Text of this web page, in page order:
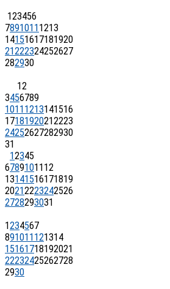
123456
7891011 1213
14151617181920
21222324252627
282930
12
3456789
1011 1213141516
17181920212223
24252627282930
31
12345
67891011 12
13141516171819
20212223242526
2728293031
1234567
891011 121314
15161718192021
22232425262728
2930